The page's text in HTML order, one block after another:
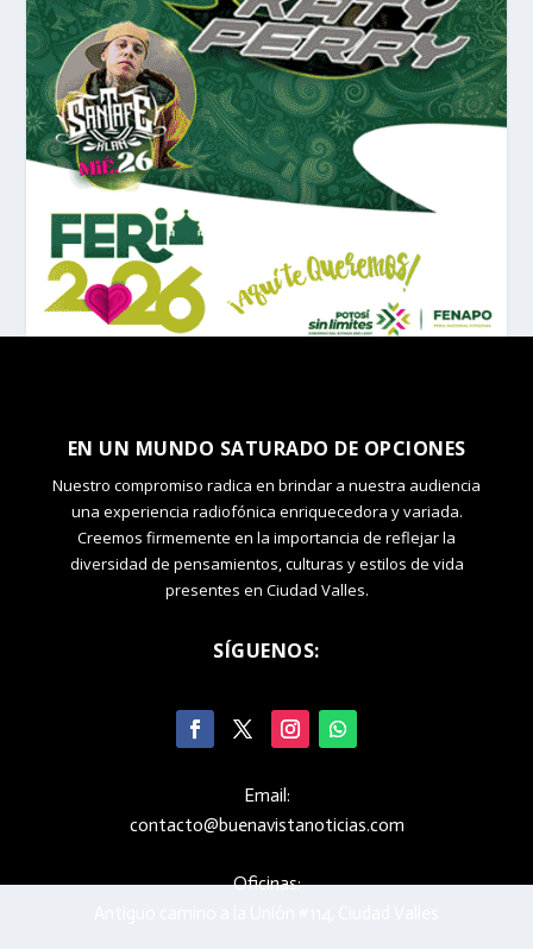
EN UN MUNDO SATURADO DE OPCIONES
Nuestro compromiso radica en brindar a nuestra audiencia
una experiencia radiofónica enriquecedora y variada.
Creemos firmemente en la importancia de reflejar la
diversidad de pensamientos, culturas y estilos de vida
presentes en Ciudad Valles.
SÍGUENOS:
Email:
contacto@buenavistanoticias.com
Oficinas: